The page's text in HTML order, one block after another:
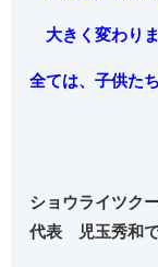
大きく変わりま
全ては、子供た
ショウライツク
代表 児玉秀和で